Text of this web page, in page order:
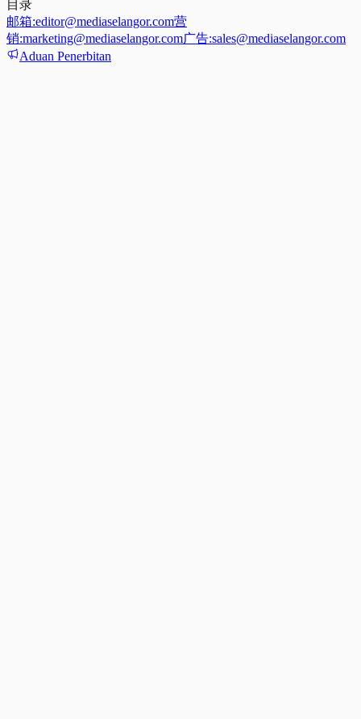
目录
邮箱:editor@mediaselangor.com营
销:marketing@mediaselangor.com广告:sales@mediaselangor.com
Aduan Penerbitan